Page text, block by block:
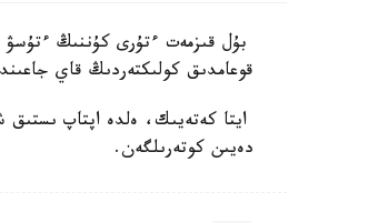
بۇل قىزمەت ءتۇرى كۇننىڭ ءتۇسۋ
قوعامدىق كولىكتەردىڭ قاي
دەيىن كوتەرىلگەن.